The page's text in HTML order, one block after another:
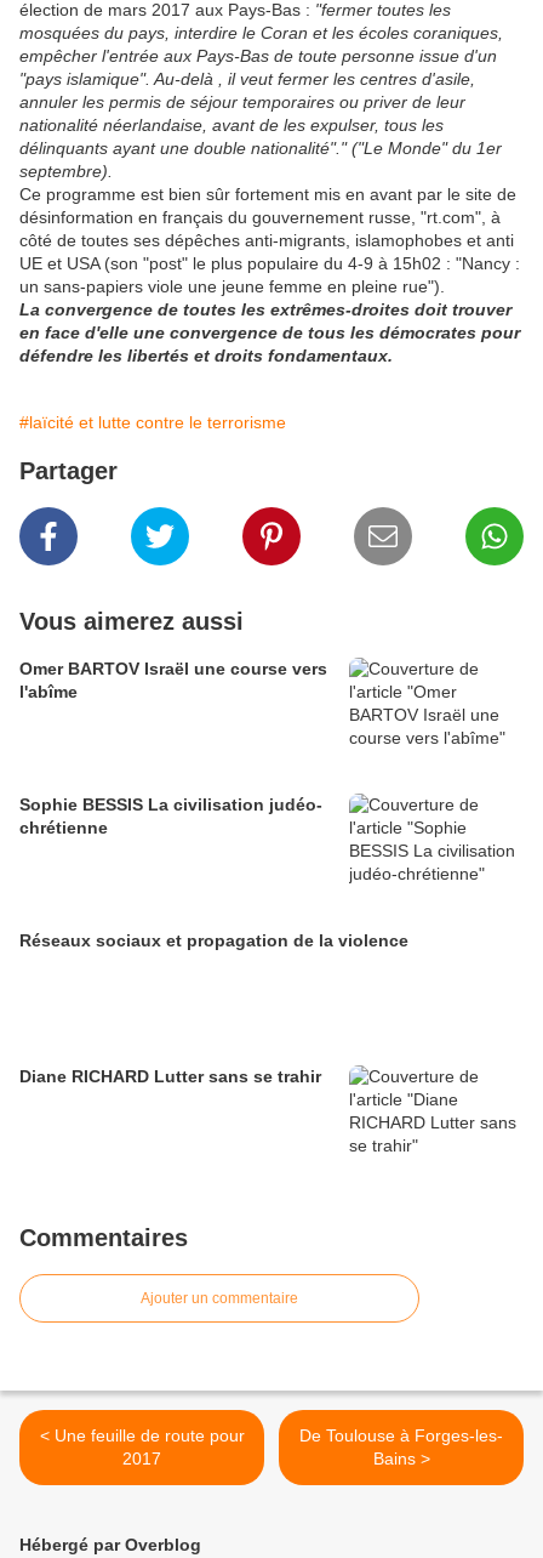
élection de mars 2017 aux Pays-Bas : "fermer toutes les
mosquées du pays, interdire le Coran et les écoles coraniques,
empêcher l'entrée aux Pays-Bas de toute personne issue d'un
"pays islamique". Au-delà , il veut fermer les centres d'asile,
annuler les permis de séjour temporaires ou priver de leur
nationalité néerlandaise, avant de les expulser, tous les
délinquants ayant une double nationalité"." ("Le Monde" du 1er
septembre).
Ce programme est bien sûr fortement mis en avant par le site de
désinformation en français du gouvernement russe, "rt.com", à
côté de toutes ses dépêches anti-migrants, islamophobes et anti
UE et USA (son "post" le plus populaire du 4-9 à 15h02 : "Nancy :
un sans-papiers viole une jeune femme en pleine rue").
La convergence de toutes les extrêmes-droites doit trouver
en face d'elle une convergence de tous les démocrates pour
défendre les libertés et droits fondamentaux.
#laïcité et lutte contre le terrorisme
Partager
Vous aimerez aussi
Omer BARTOV Israël une course vers
l'abîme
Sophie BESSIS La civilisation judéo-
chrétienne
Réseaux sociaux et propagation de la violence
Diane RICHARD Lutter sans se trahir
Commentaires
Ajouter un commentaire
< Une feuille de route pour
2017
De Toulouse à Forges-les-
Bains >
Hébergé par Overblog